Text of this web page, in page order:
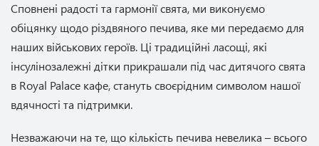
Сповнені радості та гармонії свята, ми виконуємо
обіцянку щодо різдвяного печива, яке ми передаємо для
наших військових героїв. Ці традиційні ласощі, які
інсулінозалежні дітки прикрашали під час дитячого свята
в Royal Palace кафе, стануть своєрідним символом нашої
вдячності та підтримки.
Незважаючи на те, що кількість печива невелика – всього